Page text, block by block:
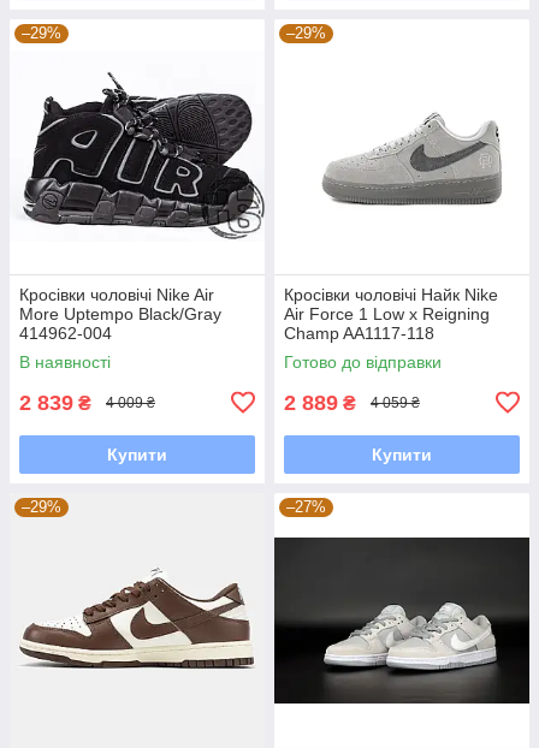
–29%
Кросівки чоловічі Nike Air
More Uptempo Black/Gray
414962-004
В наявності
2 839 ₴ 4 009 ₴
Купити
–29%
Кросівки чоловічі Найк Nike
Air Force 1 Low x Reigning
Champ AA1117-118
Готово до відправки
2 889 ₴ 4 059 ₴
Купити
–29% –27%